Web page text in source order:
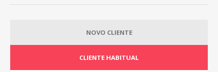
NOVO CLIENTE
CLIENTE HABITUAL